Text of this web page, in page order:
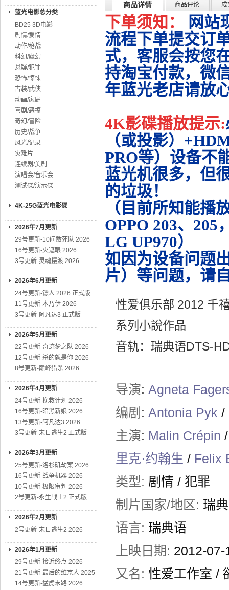
蓝光电影总分类
BD25 3D电影
剧情/爱情
动作/枪战
科幻/魔幻
悬疑/犯罪
恐怖/惊悚
古装/武侠
动画/家庭
喜剧/恶搞
奇幻/冒险
历史/战争
风光/记录
灾难片
连续剧/美剧
演唱会/音乐会
测试碟/演示碟
4K-25G蓝光电影碟
2026年7月更新
29号更新-10间敢死队 2026
16号更新-火遮眼 2026
3号更新-灵魂摆渡 2026
2026年6月更新
24号更新-镖人 2026 正式版
11号更新-木乃伊 2026
3号更新-阿凡达3 正式版
2026年5月更新
22号更新-奇迹梦之队 2026
12号更新-杀的就是你 2026
8号更新-巅峰猎杀 2026
2026年4月更新
24号更新-挽救计划 2026
16号更新-暗黑新娘 2026
13号更新-阿凡达3 2026
3号更新-末日逃生2 正式版
2026年3月更新
25号更新-洛杉矶劫案 2026
16号更新-战争机器 2026
10号更新-极限审判 2026
2号更新-永生战士2 正式版
2026年2月更新
2号更新-末日逃生2 2026
2026年1月更新
29号更新-接近终点 2026
21号更新-最后的维京人 2025
14号更新-猛虎末路 2026
商品详情 商品评论 成
下单须知：
网站
流程下单提交订
式，客服会按您
持淘宝付款，微
年蓝光老店请放
4K影碟播放提示:
（或投影）
PRO等）设备不
蓝光机很多，但
的垃圾！
（目前所知能播
OPPO 203、205
LG UP970）
如因为设备问题
片）等问题，请
性爱俱乐部 2012 千
系列小說作品
音轨：瑞典语DTS-
导演: Agneta
编剧 : Antonia Pyk /
主演: Malin Crépin /
里克·约翰生 / Felix
类型: 剧情 / 犯罪
制片国家/地区: 瑞典
语言: 瑞典语
上映日期: 2012-07-
又名: 性爱工作室 /